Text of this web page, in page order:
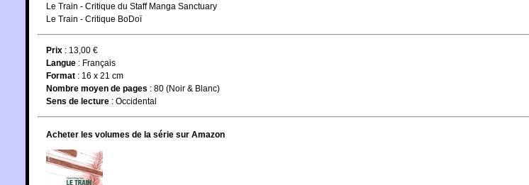
Le Train - Critique du Staff Manga Sanctuary
Le Train - Critique BoDoï
Prix : 13,00 €
Langue : Français
Format : 16 x 21 cm
Nombre moyen de pages : 80 (Noir & Blanc)
Sens de lecture : Occidental
Acheter les volumes de la série sur Amazon